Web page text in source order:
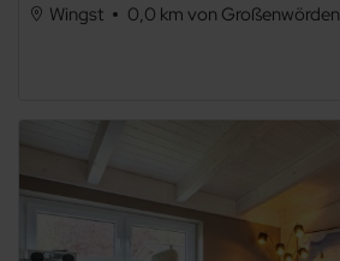
Wingst
0,0 km von Großenwörden